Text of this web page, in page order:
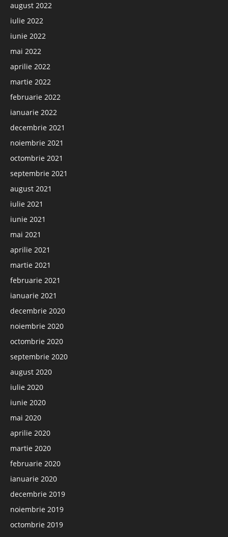
august 2022
iulie 2022
iunie 2022
mai 2022
aprilie 2022
martie 2022
februarie 2022
ianuarie 2022
decembrie 2021
noiembrie 2021
octombrie 2021
septembrie 2021
august 2021
iulie 2021
iunie 2021
mai 2021
aprilie 2021
martie 2021
februarie 2021
ianuarie 2021
decembrie 2020
noiembrie 2020
octombrie 2020
septembrie 2020
august 2020
iulie 2020
iunie 2020
mai 2020
aprilie 2020
martie 2020
februarie 2020
ianuarie 2020
decembrie 2019
noiembrie 2019
octombrie 2019